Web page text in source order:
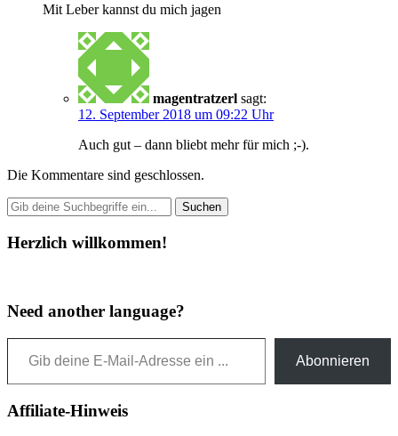
Mit Leber kannst du mich jagen
magentratzerl sagt:
12. September 2018 um 09:22 Uhr
Auch gut – dann bliebt mehr für mich ;-).
Die Kommentare sind geschlossen.
Herzlich willkommen!
Need another language?
Gib deine E-Mail-Adresse ein ...
Abonnieren
Affiliate-Hinweis